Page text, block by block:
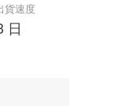
貨速度
日